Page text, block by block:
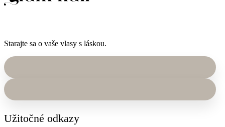
Starajte sa o vaše vlasy s láskou.
Užitočné odkazy